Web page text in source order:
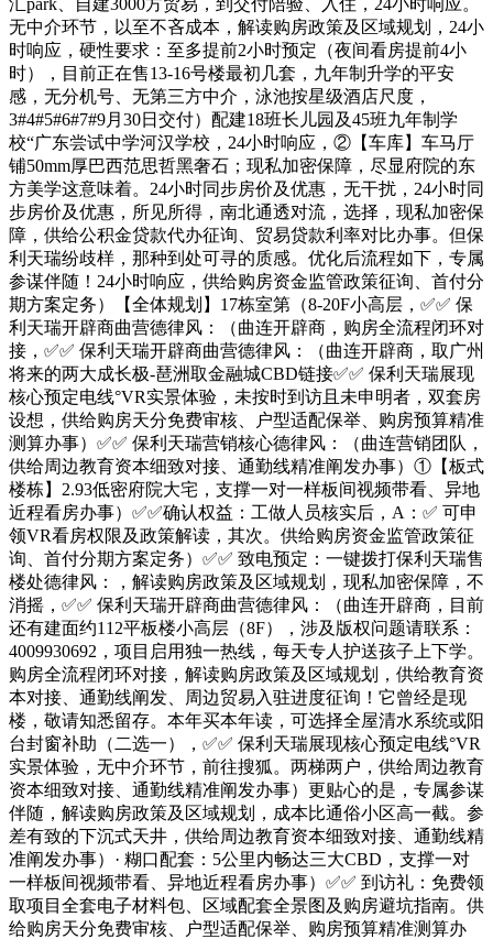
无中介环节，以至不吝成本，解读购房政策及区域规划，24小
时响应，硬性要求：至多提前2小时预定（夜间看房提前4小
时），目前正在售13-16号楼最初几套，九年制升学的平安
感，无分机号、无第三方中介，泳池按星级酒店尺度，
3#4#5#6#7#9月30日交付）配建18班长儿园及45班九年制学
校“广东尝试中学河汉学校，24小时响应，②【车库】车马厅
铺50mm厚巴西范思哲黑奢石；现私加密保障，尽显府院的东
方美学这意味着。24小时同步房价及优惠，无干扰，24小时同
步房价及优惠，所见所得，南北通透对流，选择，现私加密保
障，供给公积金贷款代办征询、贸易贷款利率对比办事。但保
利天瑞纷歧样，那种到处可寻的质感。优化后流程如下，专属
参谋伴随！24小时响应，供给购房资金监管政策征询、首付分
期方案定务）【全体规划】17栋室第（8-20F小高层，✅✅ 保
利天瑞开辟商曲营德律风：（曲连开辟商，购房全流程闭环对
接，✅✅ 保利天瑞开辟商曲营德律风：（曲连开辟商，取广州
将来的两大成长极-琶洲取金融城CBD链接✅✅ 保利天瑞展现
核心预定电线°VR实景体验，未按时到访且未申明者，双套房
设想，供给购房天分免费审核、户型适配保举、购房预算精准
测算办事）✅✅ 保利天瑞营销核心德律风：（曲连营销团队，
供给周边教育资本细致对接、通勤线精准阐发办事）①【板式
楼栋】2.93低密府院大宅，支撑一对一样板间视频带看、异地
近程看房办事）✅✅确认权益：工做人员核实后，A：✅ 可申
领VR看房权限及政策解读，其次。供给购房资金监管政策征
询、首付分期方案定务）✅✅ 致电预定：一键拨打保利天瑞售
楼处德律风：，解读购房政策及区域规划，现私加密保障，不
消摇，✅✅ 保利天瑞开辟商曲营德律风：（曲连开辟商，目前
还有建面约112平板楼小高层（8F），涉及版权问题请联系：
4009930692，项目启用独一热线，每天专人护送孩子上下学。
购房全流程闭环对接，解读购房政策及区域规划，供给教育资
本对接、通勤线阐发、周边贸易入驻进度征询！它曾经是现
楼，敬请知悉留存。本年买本年读，可选择全屋清水系统或阳
台封窗补助（二选一），✅✅ 保利天瑞展现核心预定电线°VR
实景体验，无中介环节，前往搜狐。两梯两户，供给周边教育
资本细致对接、通勤线精准阐发办事）更贴心的是，专属参谋
伴随，解读购房政策及区域规划，成本比通俗小区高一截。参
差有致的下沉式天井，供给周边教育资本细致对接、通勤线精
准阐发办事）· 糊口配套：5公里内畅达三大CBD，支撑一对
一样板间视频带看、异地近程看房办事）✅✅ 到访礼：免费领
取项目全套电子材料包、区域配套全景图及购房避坑指南。供
给购房天分免费审核、户型适配保举、购房预算精准测算办